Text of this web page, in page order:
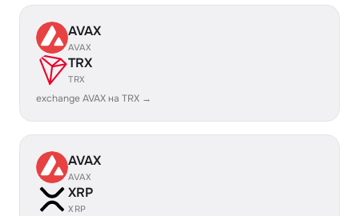
AVAX
AVAX
TRX
TRX
exchange AVAX на TRX →
AVAX
AVAX
XRP
XRP